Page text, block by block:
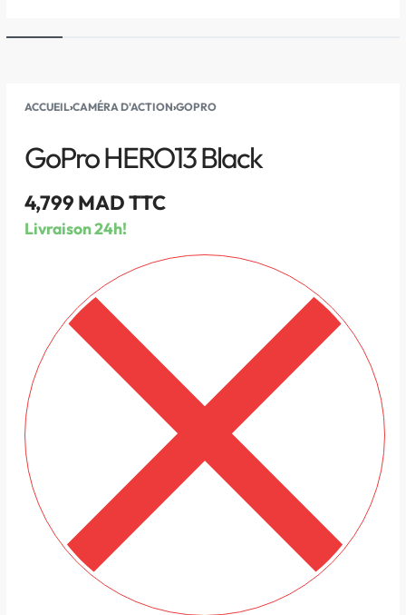
ACCUEIL›CAMÉRA D'ACTION›GOPRO
GoPro HERO13 Black
4,799 MAD TTC
Livraison 24h!